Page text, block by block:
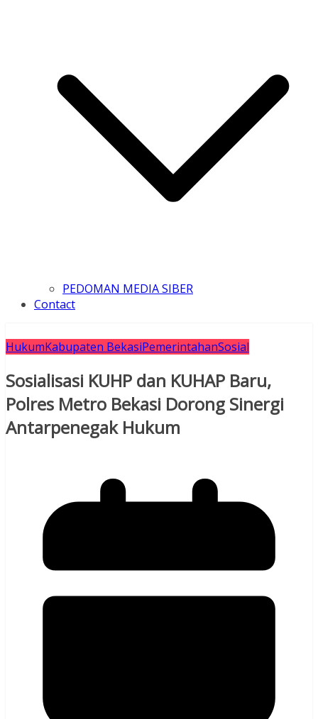
PEDOMAN MEDIA SIBER
Contact
HukumKabupaten BekasiPemerintahanSosial
Sosialisasi KUHP dan KUHAP Baru,
Polres Metro Bekasi Dorong Sinergi
Antarpenegak Hukum